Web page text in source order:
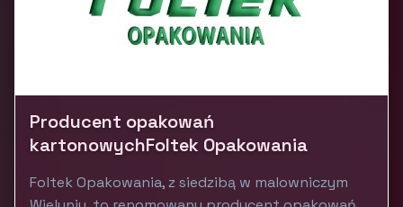
Producent opakowań
kartonowychFoltek Opakowania
Foltek Opakowania, z siedzibą w malowniczym